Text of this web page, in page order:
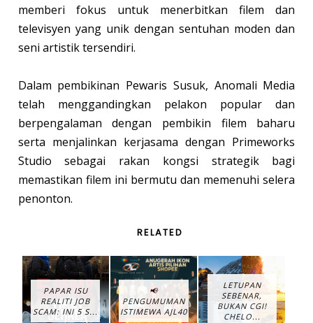
memberi fokus untuk menerbitkan filem dan
televisyen yang unik dengan sentuhan moden dan
seni artistik tersendiri.
Dalam pembikinan Pewaris Susuk, Anomali Media
telah menggandingkan pelakon popular dan
berpengalaman dengan pembikin filem baharu
serta menjalinkan kerjasama dengan Primeworks
Studio sebagai rakan kongsi strategik bagi
memastikan filem ini bermutu dan memenuhi selera
penonton.
RELATED
PAPAR ISU
REALITI JOB
SCAM: INI 5 S...
📢
PENGUMUMAN
ISTIMEWA AJL40
LETUPAN
SEBENAR,
BUKAN CGI!
CHELO...